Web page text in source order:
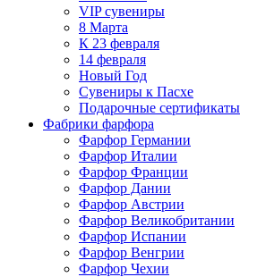
VIP сувениры
8 Марта
К 23 февраля
14 февраля
Новый Год
Сувениры к Пасхе
Подарочные сертификаты
Фабрики фарфора
Фарфор Германии
Фарфор Италии
Фарфор Франции
Фарфор Дании
Фарфор Австрии
Фарфор Великобритании
Фарфор Испании
Фарфор Венгрии
Фарфор Чехии